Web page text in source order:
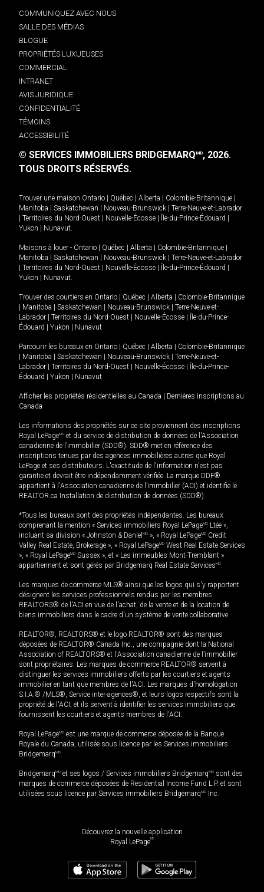
COMMUNIQUEZ AVEC NOUS
SALLE DES MÉDIAS
BLOGUE
PROPRIÉTÉS LUXUEUSES
COMMERCIAL
INTRANET
AVIS JURIDIQUE
CONFIDENTIALITÉ
TÉMOINS
ACCESSIBILITÉ
© SERVICES IMMOBILIERS BRIDGEMARQMD, 2026.
TOUS DROITS RÉSERVÉS.
Trouver une maison Ontario | Québec | Alberta | Colombie-Britannique |
Manitoba | Saskatchewan | Nouveau-Brunswick | Terre-Neuve-et-Labrador
| Territoires du Nord-Ouest | Nouvelle-Écosse | Île-du-Prince-Édouard |
Yukon | Nunavut
Maisons à louer - Ontario | Québec | Alberta | Colombie-Britannique |
Manitoba | Saskatchewan | Nouveau-Brunswick | Terre-Neuve-et-Labrador
| Territoires du Nord-Ouest | Nouvelle-Écosse | Île-du-Prince-Édouard |
Yukon | Nunavut
Trouver des courtiers en Ontario | Québec | Alberta | Colombie-Britannique
| Manitoba | Saskatchewan | Nouveau-Brunswick | Terre-Neuve-et-
Labrador | Territoires du Nord-Ouest | Nouvelle-Écosse | Île-du-Prince-
Édouard | Yukon | Nunavut
Parcourir les bureaux en Ontario | Québec | Alberta | Colombie-Britannique
| Manitoba | Saskatchewan | Nouveau-Brunswick | Terre-Neuve-et-
Labrador | Territoires du Nord-Ouest | Nouvelle-Écosse | Île-du-Prince-
Édouard | Yukon | Nunavut
Afficher les propriétés résidentielles au Canada | Dernières inscriptions au
Canada
Les informations des propriétés sur ce site proviennent des inscriptions
Royal LePageMD et du service de distribution de données de l'Association
canadienne de l’immobilier (SDD®). SDD® met en référence des
inscriptions tenues par des agences immobilières autres que Royal
LePage et ses distributeurs. L'exactitude de l'information n'est pas
garantie et devrait être indépendamment vérifiée. La marque DDF®
appartient à l'Association canadienne de l’immobilier (ACI) et identifie le
REALTOR.ca Installation de distribution de données (SDD®).
*Tous les bureaux sont des propriétés indépendantes. Les bureaux
comprenant la mention « Services immobiliers Royal LePageMD Ltée »,
incluant sa division « Johnston & Daniel MD », « Royal LePageMD Credit
Valley Real Estate, Brokerage », « Royal LePageMD West Real Estate Services
», « Royal LePageMD Sussex », et « Les immeubles Mont-Tremblant »
appartiennent et sont gérés par Bridgemarq Real Estate ServicesMD
Les marques de commerce MLS® ainsi que les logos qui s'y rapportent
désignent les services professionnels rendus par les membres
REALTORS® de l'ACI en vue de l'achat, de la vente et de la location de
biens immobiliers dans le cadre d'un système de vente collaborative.
REALTOR®, REALTORS® et le logo REALTOR® sont des marques
déposées de REALTOR® Canada Inc., une compagnie dont la National
Association of REALTORS® et l'Association canadienne de l’immobilier
sont propriétaires. Les marques de commerce REALTOR® servent à
distinguer les services immobiliers offerts par les courtiers et agents
immobilier en tant que membres de l'ACI. Les marques d'homologation
S.I.A.® /MLS®, Service inter-agences®, et leurs logos respectifs sont la
propriété de l'ACI, et ils servent à identifier les services immobiliers que
fournissent les courtiers et agents membres de l'ACI.
Royal LePageMD est une marque de commerce déposée de la Banque
Royale du Canada, utilisée sous licence par les Services immobiliers
BridgemarqMD
BridgemarqMD et ses logos / Services immobiliers BridgemarqMD sont des
marques de commerce déposées de Residential Income Fund L.P. et sont
utilisées sous licence par Services immobiliers BridgemarqMD Inc.
Découvrez la nouvelle application
Royal LePageMD